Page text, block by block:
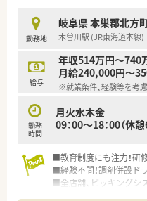
です。
■複数の医療事務が配置
もミスを防ぐチェック
減されます。
■畳の休憩室が完備さ
れており、スタッフ同
です。
【こんな取り組みをして
■調剤過誤を防止するた
ます。
■OTC領域について深く
程度のドラッグ研修を実
勤務地
岐阜県 本巣郡北方
木曽川駅 (JR東海道本線)
給与
年収514万円～740
月給240,000円～
※就業条件、経験等を考
勤務
時間
月火水木金
09：00～18：00（休憩
■教育制度にも注力！研
■経験不問！調剤併設ド
■全店舗、ピッキングシ